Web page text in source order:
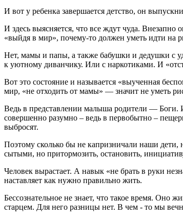
И вот у ребенка завершается детство, он
И здесь выясняется, что все ждут чуда.
«выйдя в мир», почему-то должен уметь идти на
Нет, мамы и папы, а также бабушки и дедушки с
к уютному диванчику. Или с наркотиками. И
Вот это состояние и называется «выученная
мир, «не отходить от мамы» — значит не уметь
Ведь в представлении малыша родители — Боги.
совершенно разумно – ведь в первобытно –
выбросят.
Поэтому сколько бы не капризничали наши
сытыми, но притормозить, остановить,
Человек вырастает. А навык «не брать в руки
наставляет как нужно правильно жить.
Бессознательное не знает, что такое время. Оно
старцем. Для него разницы нет. В чем - то мы